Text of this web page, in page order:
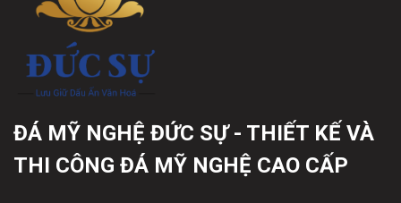
ĐÁ MỸ NGHỆ ĐỨC SỰ - THIẾT KẾ VÀ
THI CÔNG ĐÁ MỸ NGHỆ CAO CẤP